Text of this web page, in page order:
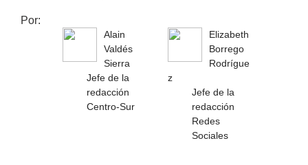
Por:
Alain
Valdés
Sierra
Jefe de la
redacción
Centro-Sur
Elizabeth
Borrego
Rodrígue
z
Jefe de la
redacción
Redes
Sociales